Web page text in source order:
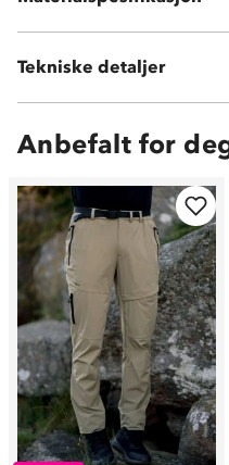
Tekniske detaljer
Vekt:370 gram i str M
Anbefalt for